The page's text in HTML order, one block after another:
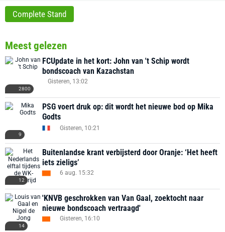
Complete Stand
Meest gelezen
2800
FCUpdate in het kort: John van 't Schip wordt
bondscoach van Kazachstan
Gisteren, 13:02
9
PSG voert druk op: dit wordt het nieuwe bod op Mika
Godts
Gisteren, 10:21
12
Buitenlandse krant verbijsterd door Oranje: ‘Het heeft
iets zieligs’
6 aug. 15:32
14
'KNVB geschrokken van Van Gaal, zoektocht naar
nieuwe bondscoach vertraagd'
Gisteren, 16:10